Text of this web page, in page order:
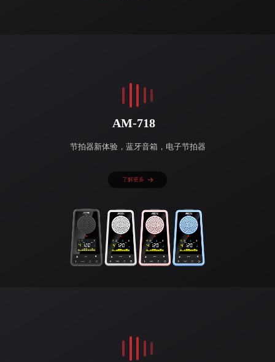
AM-718
节拍器新体验，蓝牙音箱，电子节拍器
了解更多